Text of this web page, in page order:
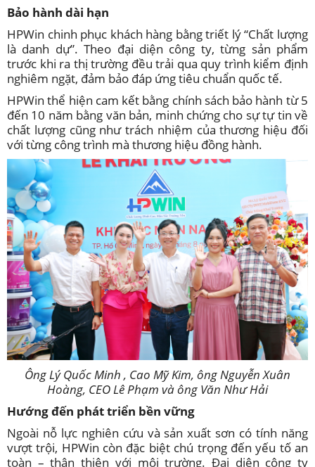
Bảo hành dài hạn
HPWin chinh phục khách hàng bằng triết lý “Chất lượng
là danh dự”. Theo đại diện công ty, từng sản phẩm
trước khi ra thị trường đều trải qua quy trình kiểm định
nghiêm ngặt, đảm bảo đáp ứng tiêu chuẩn quốc tế.
HPWin thể hiện cam kết bằng chính sách bảo hành từ 5
đến 10 năm bằng văn bản, minh chứng cho sự tự tin về
chất lượng cũng như trách nhiệm của thương hiệu đối
với từng công trình mà thương hiệu đồng hành.
Ông Lý Quốc Minh , Cao Mỹ Kim, ông Nguyễn Xuân
Hoàng, CEO Lê Phạm và ông Văn Như Hải
Hướng đến phát triển bền vững
Ngoài nỗ lực nghiên cứu và sản xuất sơn có tính năng
vượt trội, HPWin còn đặc biệt chú trọng đến yếu tố an
toàn – thân thiện với môi trường. Đại diện công ty